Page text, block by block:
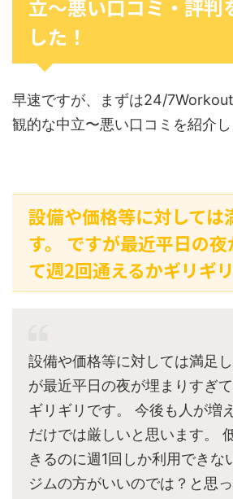
立〜悪い口コミ・評判
した！
早速ですが、まずは24/
観的な中立〜悪い口コミを紹介し
設備や価格等に対しては
す。 ですが最近平日の
て週2回通えるかギリギ
設備や価格等に対しては満足
が最近平日の夜が埋まりすぎ
ギリギリです。 今後も人が増
だけでは厳しいと思います。
きるのに週1回しか利用できな
ジムの方がいいのでは？と思っ